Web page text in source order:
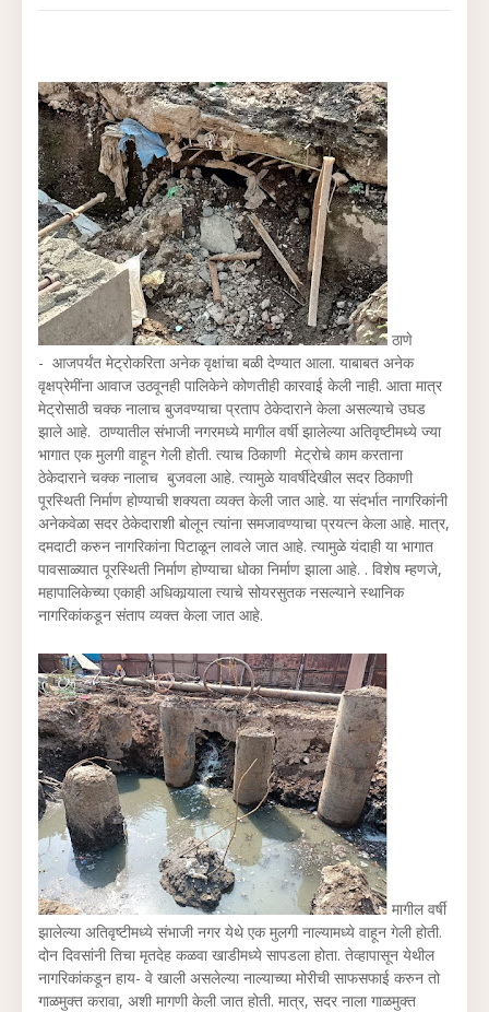
ठाणे
- आजपर्यंत मेट्रोकरिता अनेक वृक्षांचा बळी देण्यात आला. याबाबत अनेक
वृक्षप्रेमींना आवाज उठवूनही पालिकेने कोणतीही कारवाई केली नाही. आता मात्र
मेट्रोसाठी चक्क नालाच बुजवण्याचा प्रताप ठेकेदाराने केला असल्याचे उघड
झाले आहे. ठाण्यातील संभाजी नगरमध्ये मागील वर्षी झालेल्या अतिवृष्टीमध्ये ज्या
भागात एक मुलगी वाहून गेली होती. त्याच ठिकाणी मेट्रोचे काम करताना
ठेकेदाराने चक्क नालाच बुजवला आहे. त्यामुळे यावर्षीदेखील सदर ठिकाणी
पूरस्थिती निर्माण होण्याची शक्यता व्यक्त केली जात आहे. या संदर्भात नागरिकांनी
अनेकवेळा सदर ठेकेदाराशी बोलून त्यांना समजावण्याचा प्रयत्न केला आहे. मात्र,
दमदाटी करुन नागरिकांना पिटाळून लावले जात आहे. त्यामुळे यंदाही या भागात
पावसाळ्यात पूरस्थिती निर्माण होण्याचा धोका निर्माण झाला आहे. . विशेष म्हणजे,
महापालिकेच्या एकाही अधिकार्‍याला त्याचे सोयरसुतक नसल्याने स्थानिक
नागरिकांकडून संताप व्यक्त केला जात आहे.
मागील वर्षी
झालेल्या अतिवृष्टीमध्ये संभाजी नगर येथे एक मुलगी नाल्यामध्ये वाहून गेली होती.
दोन दिवसांनी तिचा मृतदेह कळवा खाडीमध्ये सापडला होता. तेव्हापासून येथील
नागरिकांकडून हाय- वे खाली असलेल्या नाल्याच्या मोरीची साफसफाई करुन तो
गाळमुक्त करावा, अशी मागणी केली जात होती. मात्र, सदर नाला गाळमुक्त